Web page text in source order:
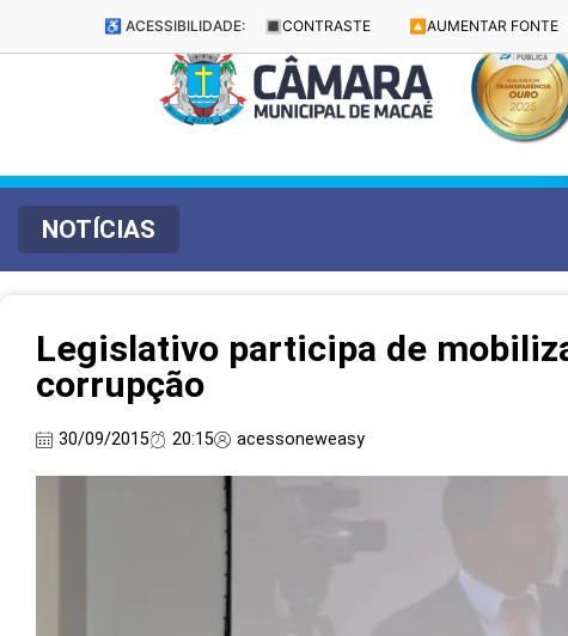
♿ ACESSIBILIDADE: 🔳 CONTRASTE 🔼 AUMENTAR FONTE
NOTÍCIAS
Legislativo participa de
corrupção
30/09/2015 20:15 acessoneweasy